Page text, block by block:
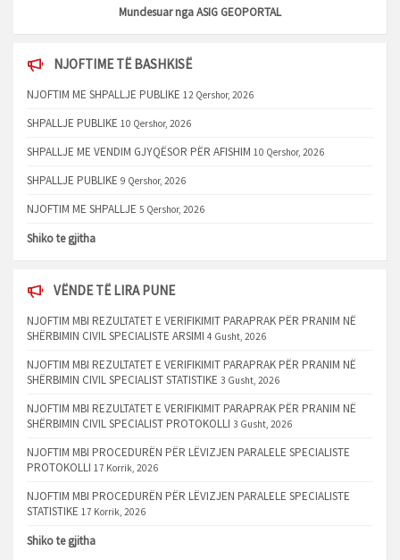
Mundesuar ngaASIG GEOPORTAL
NJOFTIME TË BASHKISË
NJOFTIM ME SHPALLJE PUBLIKE 12 Qershor, 2026
SHPALLJE PUBLIKE 10 Qershor, 2026
SHPALLJE ME VENDIM GJYQËSOR PËR AFISHIM 10 Qershor, 2026
SHPALLJE PUBLIKE 9 Qershor, 2026
NJOFTIM ME SHPALLJE 5 Qershor, 2026
Shiko te gjitha
VËNDE TË LIRA PUNE
NJOFTIM MBI REZULTATET E VERIFIKIMIT PARAPRAK PËR PRANIM NË
SHËRBIMIN CIVIL SPECIALISTE ARSIMI 4 Gusht, 2026
NJOFTIM MBI REZULTATET E VERIFIKIMIT PARAPRAK PËR PRANIM NË
SHËRBIMIN CIVIL SPECIALIST STATISTIKE 3 Gusht, 2026
NJOFTIM MBI REZULTATET E VERIFIKIMIT PARAPRAK PËR PRANIM NË
SHËRBIMIN CIVIL SPECIALIST PROTOKOLLI 3 Gusht, 2026
NJOFTIM MBI PROCEDURËN PËR LËVIZJEN PARALELE SPECIALISTE
PROTOKOLLI 17 Korrik, 2026
NJOFTIM MBI PROCEDURËN PËR LËVIZJEN PARALELE SPECIALISTE
STATISTIKE 17 Korrik, 2026
Shiko te gjitha